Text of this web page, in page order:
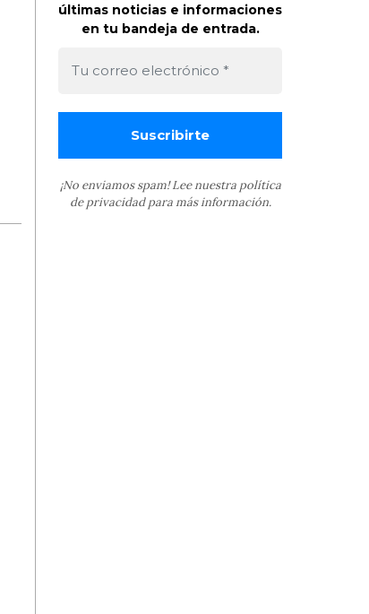
últimas noticias e informaciones
en tu bandeja de entrada.
¡No enviamos spam! Lee nuestra política
de privacidadpara más información.